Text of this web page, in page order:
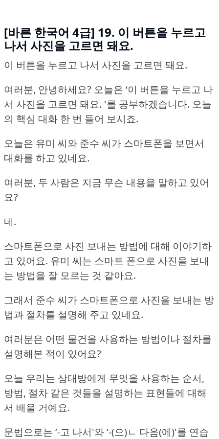
[바른 한국어 4급] 19. 이 버튼을 누르고
나서 사진을 고르면 돼요.
이 버튼을 누르고 나서 사진을 고르면 돼요.
여러분, 안녕하세요? 오늘은 ‘이 버튼을 누르고 나
서 사진을 고르면 돼요. '를 공부하겠습니다. 오늘
의 핵심 대화 한 번 들어 보시죠.
오늘은 유미 씨와 준수 씨가 스마트폰을 보면서
대화를 하고 있네요.
여러분, 두 사람은 지금 무슨 내용을 말하고 있어
요?
네.
스마트폰으로 사진 보내는 방법에 대해 이야기하
고 있어요. 유미 씨는 스마트 폰으로 사진을 보내
는 방법을 잘 모르는 것 같아요.
그래서 준수 씨가 스마트폰으로 사진을 보내는 방
법과 절차를 설명해 주고 있네요.
여러분은 어떤 물건을 사용하는 방법이나 절차를
설명해본 적이 있어요?
오늘 우리는 상대방에게 무엇을 사용하는 순서,
방법, 절차 같은 것들을 설명하는 표현들에 대해
서 배울 거예요.
문법으로는 ‘-고 나서'와 ‘-(으)ㄴ 다음(에)'를 연습